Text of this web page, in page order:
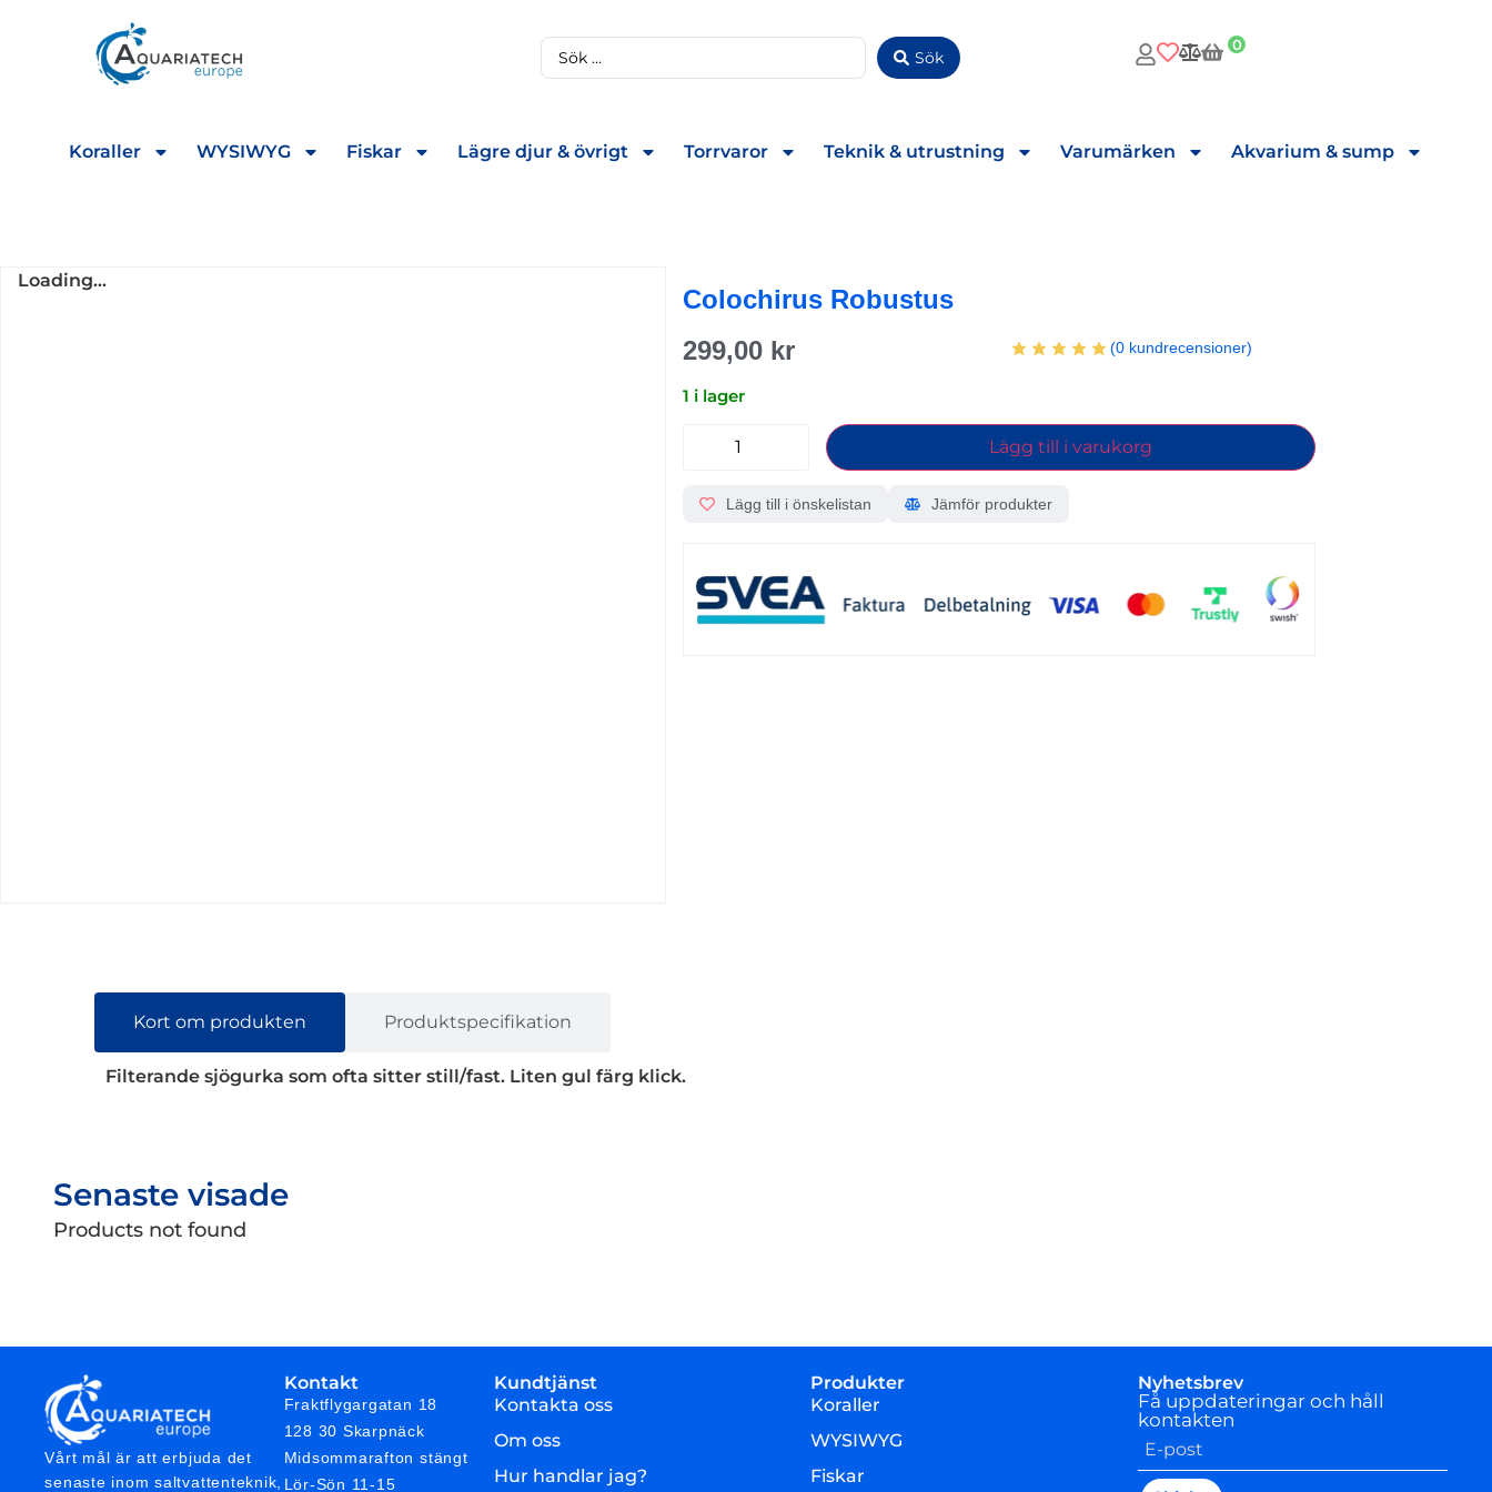
Sök
0
Koraller WYSIWYG Fiskar Lägre djur & övrigt Torrvaror Teknik & utrustning Varumärken Akvarium & sump
Loading...
Colochirus Robustus
299,00 kr (0 kundrecensioner)
1 i lager
Lägg till i varukorg
Lägg till i önskelistan Jämför produkter
Kort om produkten Produktspecifikation
Filterande sjögurka som ofta sitter still/fast. Liten gul färg klick.
Senaste visade
Products not found
Vårt mål är att erbjuda det
senaste inom saltvattenteknik,
Kontakt
Fraktflygargatan 18
128 30 Skarpnäck
Midsommarafton stängt
Lör-Sön 11-15
Kundtjänst
Kontakta oss
Om oss
Hur handlar jag?
Produkter
Koraller
WYSIWYG
Fiskar
Nyhetsbrev
Få uppdateringar och håll
kontakten